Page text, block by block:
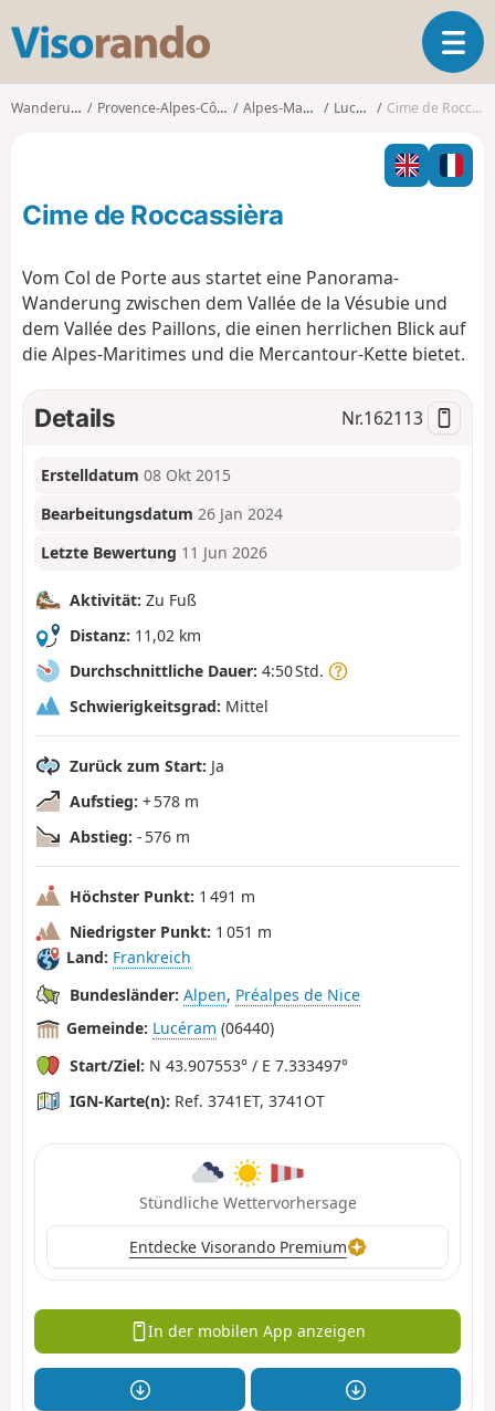
s
o
o
T
o
l
n
t
i
n
Wanderungen Provence-Alpes-Côte d'Azur Alpes-Maritimes Lucéram Cime de Roccassièra
Cime de Roccassièra
Vom Col de Porte aus startet eine Panorama-
Wanderung zwischen dem Vallée de la Vésubie und
dem Vallée des Paillons, die einen herrlichen Blick auf
die Alpes-Maritimes und die Mercantour-Kette bietet.
Details Nr.162113
Erstelldatum 08 Okt 2015
Bearbeitungsdatum 26 Jan 2024
Letzte Bewertung 11 Jun 2026
Aktivität: Zu Fuß
Distanz: 11,02 km
Durchschnittliche Dauer: 4:50 Std.
Schwierigkeitsgrad: Mittel
Zurück zum Start: Ja
Aufstieg: + 578 m
Abstieg: - 576 m
Höchster Punkt: 1 491 m
Niedrigster Punkt: 1 051 m
Land: Frankreich
Bundesländer: Alpen, Préalpes de Nice
Gemeinde: Lucéram (06440)
Start/Ziel: N 43.907553° / E 7.333497°
IGN-Karte(n): Ref. 3741ET, 3741OT
Stündliche Wettervorhersage
Entdecke Visorando Premium
In der mobilen App anzeigen